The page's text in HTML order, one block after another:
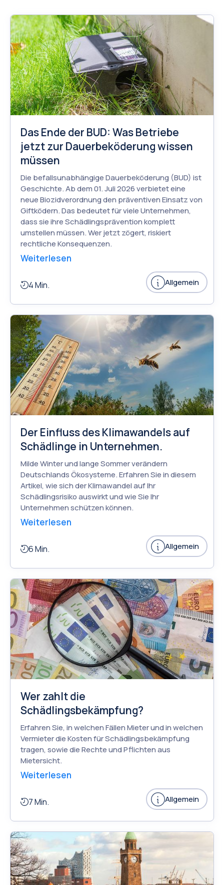
Das Ende der BUD: Was Betriebe
jetzt zur Dauerbeköderung wissen
müssen
Die befallsunabhängige Dauerbeköderung (BUD) ist
Geschichte. Ab dem 01. Juli 2026 verbietet eine
neue Biozidverordnung den präventiven Einsatz von
Giftködern. Das bedeutet für viele Unternehmen,
dass sie ihre Schädlingsprävention komplett
umstellen müssen. Wer jetzt zögert, riskiert
rechtliche Konsequenzen.
Weiterlesen
4 Min. Allgemein
Der Einfluss des Klimawandels auf
Schädlinge in Unternehmen.
Milde Winter und lange Sommer verändern
Deutschlands Ökosysteme. Erfahren Sie in diesem
Artikel, wie sich der Klimawandel auf Ihr
Schädlingsrisiko auswirkt und wie Sie Ihr
Unternehmen schützen können.
Weiterlesen
6 Min. Allgemein
Wer zahlt die
Schädlingsbekämpfung?
Erfahren Sie, in welchen Fällen Mieter und in welchen
Vermieter die Kosten für Schädlingsbekämpfung
tragen, sowie die Rechte und Pflichten aus
Mietersicht.
Weiterlesen
7 Min. Allgemein